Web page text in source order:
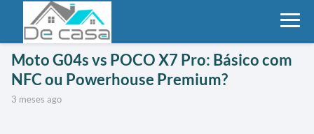
Moto G04s vs POCO X7 Pro: Básico com
NFC ou Powerhouse Premium?
3 meses ago